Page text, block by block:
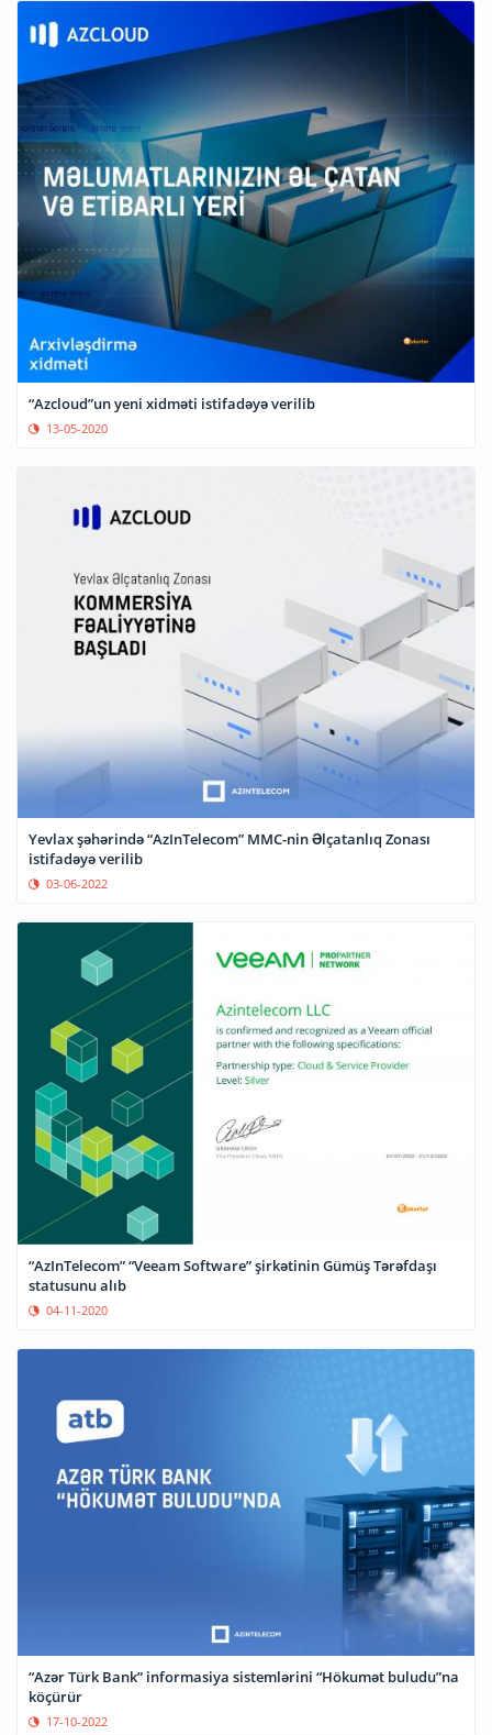
“Azcloud”un yeni xidməti istifadəyə verilib
13-05-2020
Yevlax şəhərində “AzInTelecom” MMC-nin Əlçatanlıq Zonası
istifadəyə verilib
03-06-2022
“AzInTelecom” “Veeam Software” şirkətinin Gümüş Tərəfdaşı
statusunu alıb
04-11-2020
“Azər Türk Bank” informasiya sistemlərini “Hökumət buludu”na
köçürür
17-10-2022